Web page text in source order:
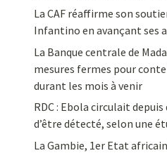
La CAF réaffirme son
Infantino en avançant ses
La Banque centrale de
mesures fermes pour
durant les mois à venir
RDC : Ebola circulait
d’être détecté, selon une
La Gambie, 1er Etat